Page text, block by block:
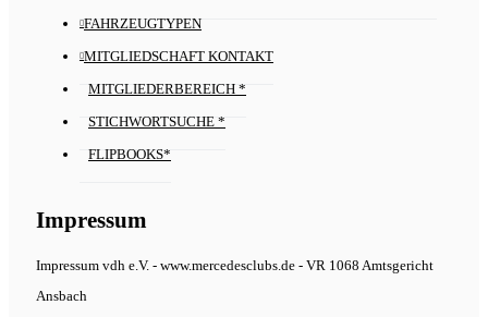
FAHRZEUGTYPEN
MITGLIEDSCHAFT KONTAKT
MITGLIEDERBEREICH *
STICHWORTSUCHE *
FLIPBOOKS*
Impressum
Impressum vdh e.V. - www.mercedesclubs.de - VR 1068 Amtsgericht
Ansbach